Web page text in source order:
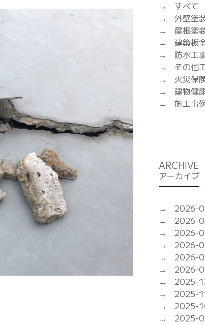
すべて
外壁塗
屋根塗
建築板
防水工
その他
火災保
建物健
施工事
ARCHIVE
アーカイブ
2026-
2026-
2026-
2026-
2026-
2026-
2025-
2025-
2025-
2025-